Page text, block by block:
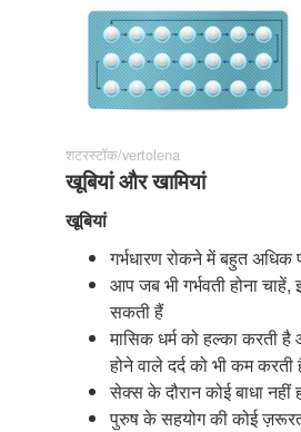
शटरस्टॉक/vertolena
खूबियां और खामियां
खूबियां
गर्भधारण रोकने में बहुत अधिक
आप जब भी गर्भवती होना
सकती हैं
मासिक धर्म को हल्का करती
होने वाले दर्द को भी कम करती
सेक्स के दौरान कोई बाधा नहीं
पुरुष के सहयोग की कोई ज़रूरत